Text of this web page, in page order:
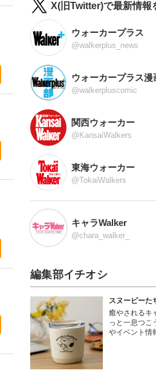
X(旧Twitter)で最新情報
ウォーカープラス
@walkerplus_news
ウォーカープラス漫
@walkerpluscomic
関西ウォーカー
@KansaiWalkers
東海ウォーカー
@TokaiWalkers
キャラWalker
@chara_walker_
編集部イチオシ
スヌーピーた
癒やされるキ
っと一息つこ
やイベント情